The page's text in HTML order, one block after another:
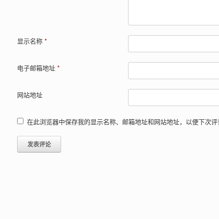
显示名称 *
电子邮箱地址 *
网站地址
在此浏览器中保存我的显示名称、邮箱地址和网站地址，以便下次评